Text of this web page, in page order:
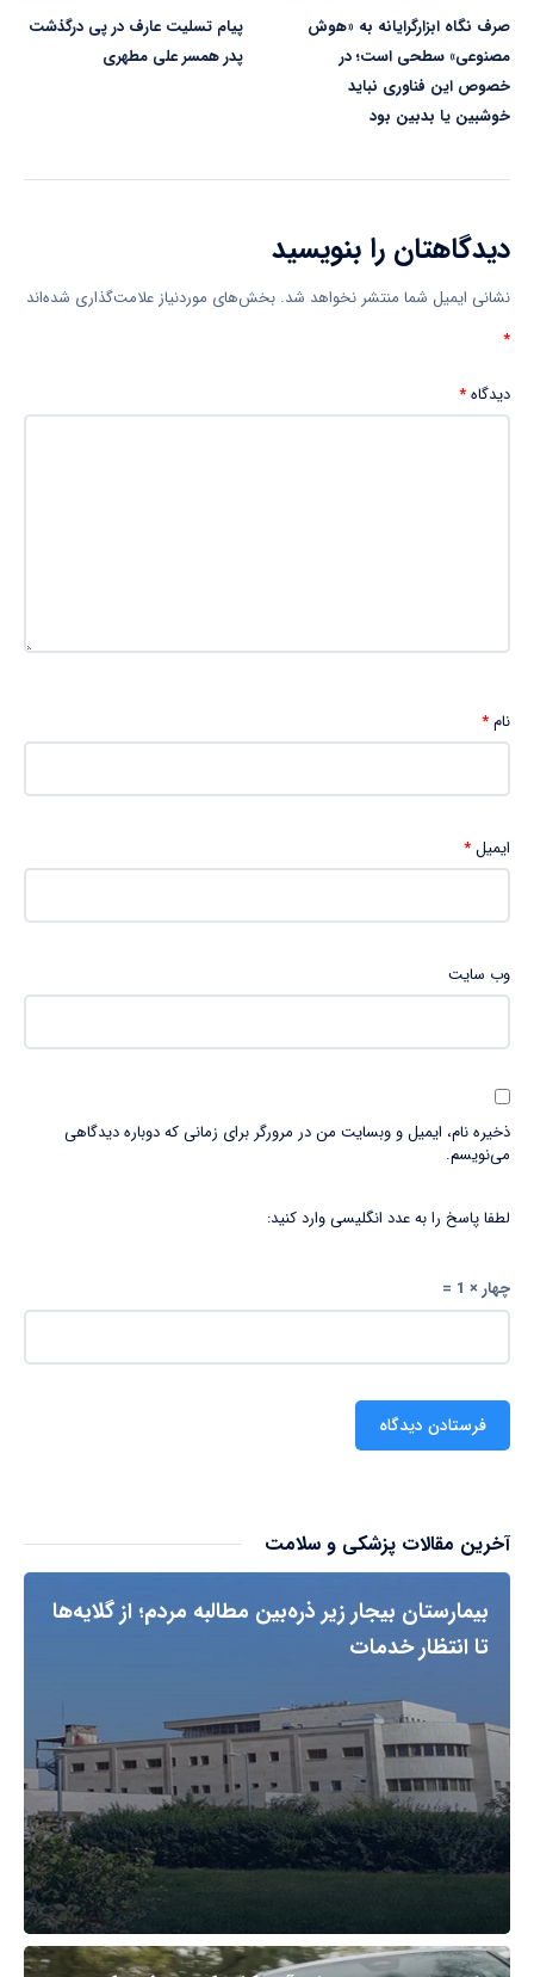
صرف نگاه ابزارگرایانه به «هوش
مصنوعی» سطحی است؛ در
خصوص این فناوری نباید
خوشبین یا بدبین بود
پیام تسلیت عارف در پی درگذشت
پدر همسر علی مطهری
دیدگاهتان را بنویسید
نشانی ایمیل شما منتشر نخواهد شد. بخش‌های موردنیاز علامت‌گذاری شده‌اند
*
دیدگاه*
نام*
ایمیل*
وب‌ سایت
ذخیره نام، ایمیل و وبسایت من در مرورگر برای زمانی که دوباره دیدگاهی
می‌نویسم.
لطفا پاسخ را به عدد انگلیسی وارد کنید:
چهار × 1 =
آخرین مقالات پزشکی و سلامت
بیمارستان بیجار زیر ذره‌بین مطالبه مردم؛ از گلایه‌ها
تا انتظار خدمات